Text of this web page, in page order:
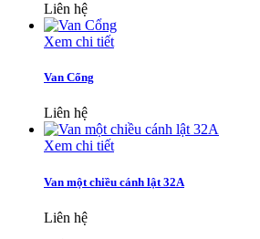
Liên hệ
Xem chi tiết
Van Cổng
Liên hệ
Xem chi tiết
Van một chiều cánh lật 32A
Liên hệ